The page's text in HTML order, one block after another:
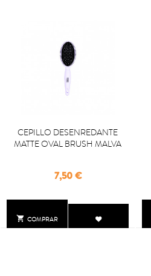
 COMPRAR
CEPILLO DESENREDANTE
MATTE OVAL BRUSH MALVA
Precio
7,50 €